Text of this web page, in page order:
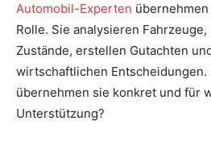
Automobil-Experten
Rolle. Sie analysieren
Zustände, erstellen Gutachten
wirtschaftlichen Entscheidungen.
übernehmen sie konkret und für
Unterstützung?